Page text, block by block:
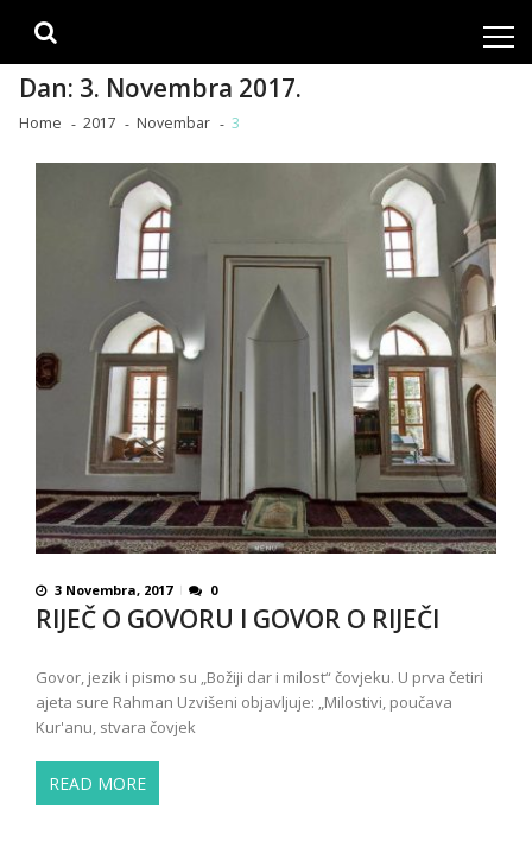
Dan: 3. Novembra 2017.
Home 2017 Novembar 3
3 Novembra, 2017 0
RIJEČ O GOVORU I GOVOR O RIJEČI
Govor, jezik i pismo su „Božiji dar i milost“ čovjeku. U prva četiri
ajeta sure Rahman Uzvišeni objavljuje: „Milostivi, poučava
Kur'anu, stvara čovjek
READ MORE